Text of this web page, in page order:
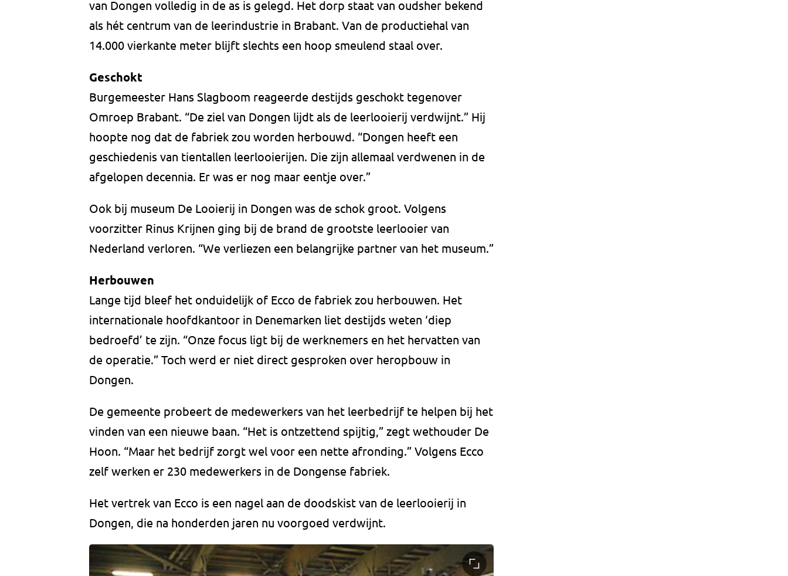
van Dongen volledig in de as is gelegd. Het dorp staat van oudsher bekend
als hét centrum van de leerindustrie in Brabant. Van de productiehal van
14.000 vierkante meter blijft slechts een hoop smeulend staal over.
Geschokt
Burgemeester Hans Slagboom reageerde destijds geschokt tegenover
Omroep Brabant. “De ziel van Dongen lijdt als de leerlooierij verdwijnt.” Hij
hoopte nog dat de fabriek zou worden herbouwd. “Dongen heeft een
geschiedenis van tientallen leerlooierijen. Die zijn allemaal verdwenen in de
afgelopen decennia. Er was er nog maar eentje over.”
Ook bij museum De Looierij in Dongen was de schok groot. Volgens
voorzitter Rinus Krijnen ging bij de brand de grootste leerlooier van
Nederland verloren. “We verliezen een belangrijke partner van het museum.”
Herbouwen
Lange tijd bleef het onduidelijk of Ecco de fabriek zou herbouwen. Het
internationale hoofdkantoor in Denemarken liet destijds weten ‘diep
bedroefd’ te zijn. “Onze focus ligt bij de werknemers en het hervatten van
de operatie.” Toch werd er niet direct gesproken over heropbouw in
Dongen.
De gemeente probeert de medewerkers van het leerbedrijf te helpen bij het
vinden van een nieuwe baan. “Het is ontzettend spijtig,” zegt wethouder De
Hoon. “Maar het bedrijf zorgt wel voor een nette afronding.” Volgens Ecco
zelf werken er 230 medewerkers in de Dongense fabriek.
Het vertrek van Ecco is een nagel aan de doodskist van de leerlooierij in
Dongen, die na honderden jaren nu voorgoed verdwijnt.